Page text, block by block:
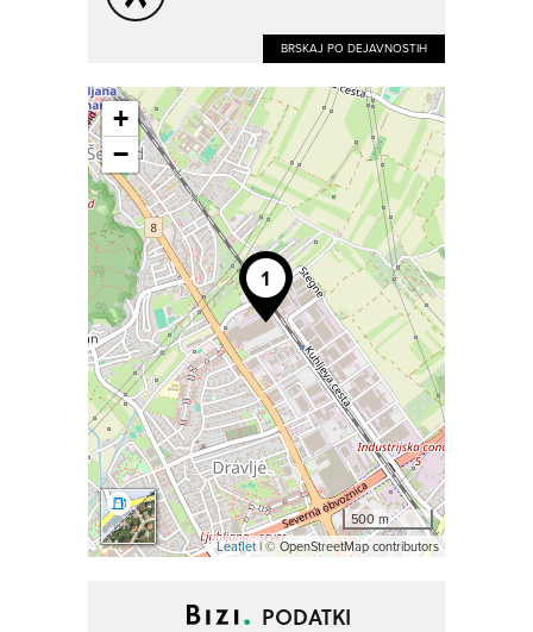
BRSKAJ PO DEJAVNOSTIH
+
−
500 m
Leaflet| © OpenStreetMap contributors
PODATKI